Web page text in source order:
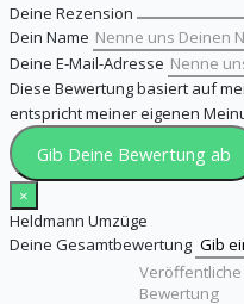
Deine Rezension
Dein Name
Deine E-Mail-Adresse
Diese Bewertung basiert auf
entspricht meiner eigenen
Gib Deine Bewertung ab
×
Heldmann Umzüge
Deine Gesamtbewertung